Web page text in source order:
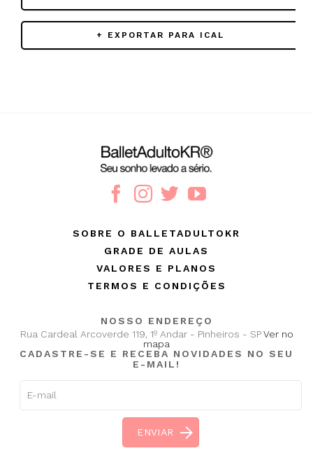
+ EXPORTAR PARA ICAL
NOSSO ENDEREÇO
Rua Cardeal Arcoverde 119, 1º Andar - Pinheiros - SPVer no
mapa
CADASTRE-SE E RECEBA NOVIDADES NO SEU
E-MAIL!
SOBRE O BALLETADULTOKR
GRADE DE AULAS
VALORES E PLANOS
TERMOS E CONDIÇÕES